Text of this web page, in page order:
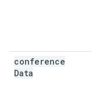
conference
Data